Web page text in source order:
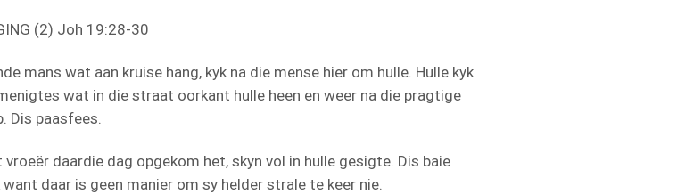
(2) Joh 19:28-30
mans wat aan kruise hang, kyk na die mense hier om hulle. Hulle kyk
wat in die straat oorkant hulle heen en weer na die pragtige
Dis paasfees.
vroeër daardie dag opgekom het, skyn vol in hulle gesigte. Dis baie
daar is geen manier om sy helder strale te keer nie.